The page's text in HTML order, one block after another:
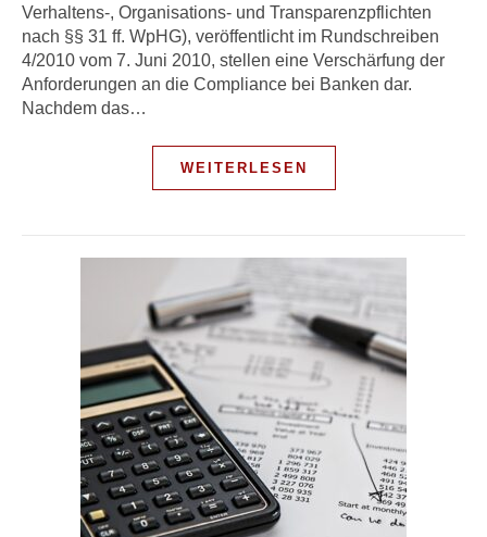
Ver­haltens-, Organisations- und Transparenzpflichten
nach §§ 31 ff. WpHG), veröffentlicht im Rundschreiben
4/2010 vom 7. Juni 2010, stellen eine Verschärfung der
Anforderungen an die Compliance bei Banken dar.
Nachdem das…
WEITERLESEN